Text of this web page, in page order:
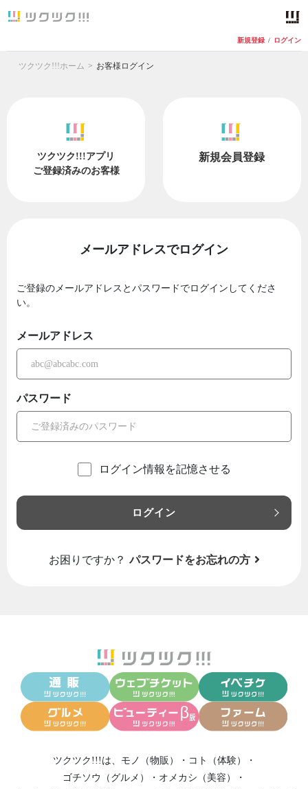
新規登録 / ログイン
ツクツク!!!ホーム お客様ログイン
ツクツク!!!アプリ
ご登録済みのお客様
新規会員登録
メールアドレスでログイン
ご登録のメールアドレスとパスワードでログインしてくださ
い。
メールアドレス
パスワード
ログイン情報を記憶させる
ログイン
お困りですか？ パスワードをお忘れの方
ツクツク!!!は、 モノ（物販） ・ コト（体験）
・
ゴチソウ（グルメ）
・ オメカシ（美容）
・